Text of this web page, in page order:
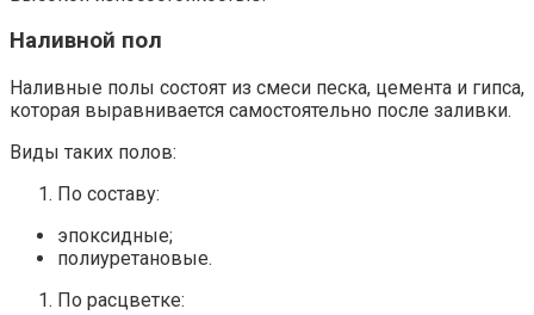
Наливной пол
Наливные полы состоят из смеси песка, цемента и гипса,
которая выравнивается самостоятельно после заливки.
Виды таких полов:
По составу:
эпоксидные;
полиуретановые.
По расцветке: